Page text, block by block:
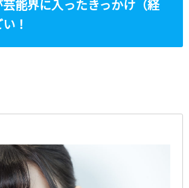
能界に入ったきっかけ（経
！